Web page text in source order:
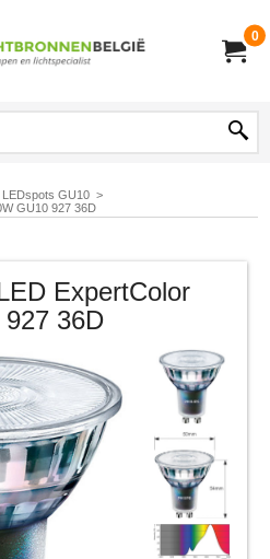
0
LEDspots GU10 >
GU10 927 36D
ExpertColor
36D